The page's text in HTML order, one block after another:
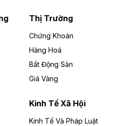
sự góp vốn của Công ty Cổ
Gia Lai (HoSE: DLG) được
4.750 tỷ đồng.
gần 59 ha đất làm khu
Thành
Thị Trường
Chứng Khoán
Hàng Hoá
Bất Động Sản
Giá Vàng
Kinh Tế Xã Hội
Kinh Tế Và Pháp Luật